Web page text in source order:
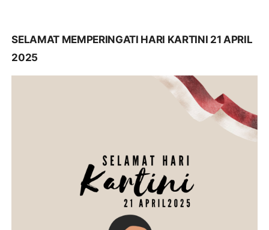
SELAMAT MEMPERINGATI HARI KARTINI 21 APRIL
2025